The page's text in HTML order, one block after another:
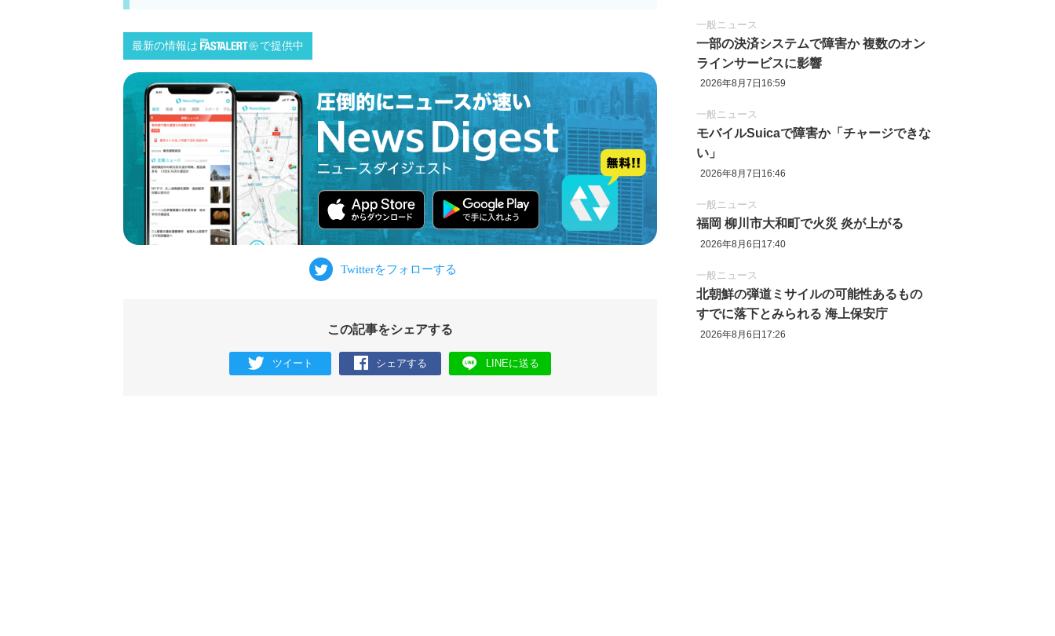
最新の情報は で提供中
この記事をシェアする
ツイート シェアする LINEに送る
一般ニュース
一部の決済システムで障害か 複数のオン
ラインサービスに影響
2026年8月7日16:59
一般ニュース
モバイルSuicaで障害か「チャージできな
い」
2026年8月7日16:46
一般ニュース
福岡 柳川市大和町で火災 炎が上がる
2026年8月6日17:40
一般ニュース
北朝鮮の弾道ミサイルの可能性あるもの
すでに落下とみられる 海上保安庁
2026年8月6日17:26